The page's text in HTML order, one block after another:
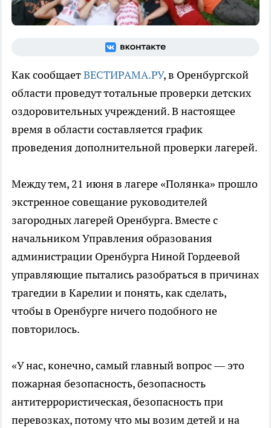
Как сообщаетВЕСТИРАМА.РУ, в Оренбургской
области проведут тотальные проверки детских
оздоровительных учреждений. В настоящее
время в области составляется график
проведения дополнительной проверки лагерей.
Между тем, 21 июня в лагере «Полянка» прошло
экстренное совещание руководителей
загородных лагерей Оренбурга. Вместе с
начальником Управления образования
администрации Оренбурга Ниной Гордеевой
управляющие пытались разобраться в причинах
трагедии в Карелии и понять, как сделать,
чтобы в Оренбурге ничего подобного не
повторилось.
«У нас, конечно, самый главный вопрос — это
пожарная безопасность, безопасность
антитеррористическая, безопасность при
перевозках, потому что мы возим детей и на